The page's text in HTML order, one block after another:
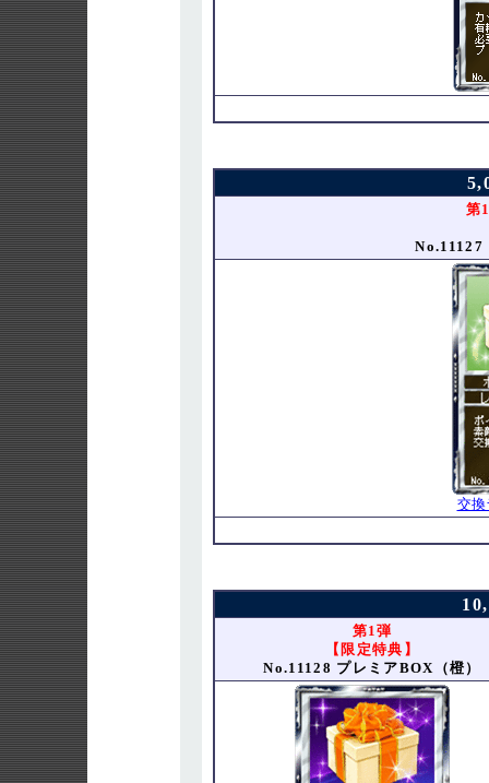
第
交換
第1弾
【限定特典】
No.11128 プレミアBOX（橙）